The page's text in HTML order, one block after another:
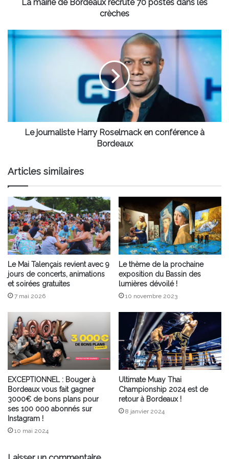
La mairie de Bordeaux recrute 70 postes dans les
crèches
Le
journaliste
Harry
Le journaliste Harry Roselmack en conférence à
Bordeaux
Articles similaires
Le Mai Talençais revient avec 9
jours de concerts, animations
et soirées gratuites
7 mai 2026
Le thème de la prochaine
exposition du Bassin des
lumières dévoilé !
10 novembre 2023
EXCEPTIONNEL : Bouger à
Bordeaux vous fait gagner
3000€ de bons plans pour
ses 100 000 abonnés sur
Instagram !
10 mai 2024
Ultimate Muay Thai
Championship 2024 est de
retour à Bordeaux !
8 janvier 2024